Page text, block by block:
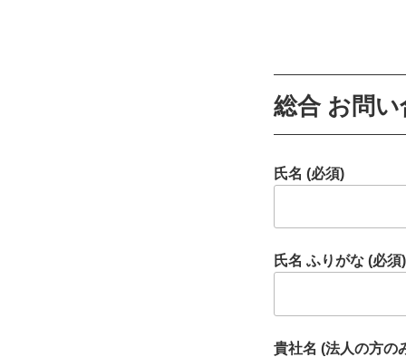
総合 お問
氏名 (必須)
氏名 ふりがな (必須)
貴社名 (法人の方の